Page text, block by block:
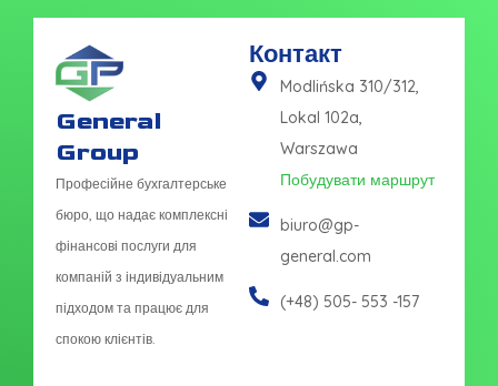
General
Group
Професійне бухгалтерське
бюро, що надає комплексні
фінансові послуги для
компаній з індивідуальним
підходом та працює для
спокою клієнтів.
Контакт
Modlińska 310/312,
Lokal 102a,
Warszawa
Побудувати маршрут
biuro@gp-
general.com
(+48) 505- 553 -157